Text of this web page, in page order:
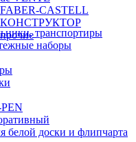
CASTELL
КОНСТРУКТОР
транспортиры
наборы
белой доски и флипчарта